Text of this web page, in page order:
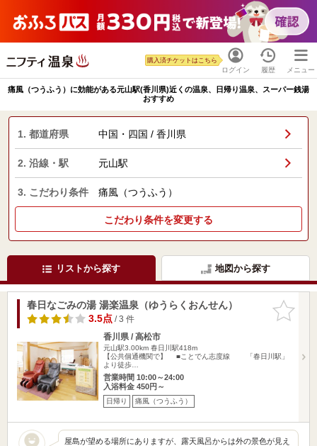
ログイン
購入済チケットはこちら
履歴 メニュー
痛風（つうふう）に効能がある元山駅(香川県)近くの温泉、日帰り温泉、スーパー銭湯
おすすめ
1. 都道府県 中国・四国 / 香川県
2. 沿線・駅 元山駅
3. こだわり条件 痛風（つうふう）
こだわり条件を変更する
リストから探す 地図から探す
お気に入
りに追加
春日なごみの湯 湯楽温泉（ゆうらくおんせん）
3.5点/ 3 件
香川県 / 高松市
元山駅3.00km 春日川駅418m
【公共個通機関で】 ■ことでん志度線 「春日川駅」
より徒歩…
営業時間 10:00～24:00
入浴料金 450円～
日帰り 痛風（つうふう）
屋島が望める場所にありますが、露天風呂からは外の景色が見え